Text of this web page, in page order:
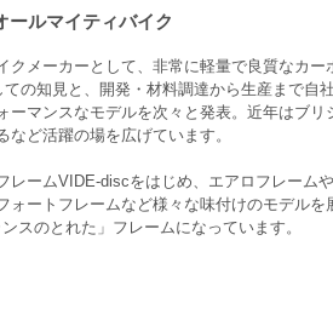
ルマイティバイク
クメーカーとして、非常に軽量で良質なカー
の知見と、開発・材料調達から生産まで自
ーマンスなモデルを次々と発表。近年はブリ
ど活躍の場を広げています。
レームVIDE-discをはじめ、エアロフレーム
ートフレームなど様々な味付けのモデルを
スのとれた」フレームになっています。